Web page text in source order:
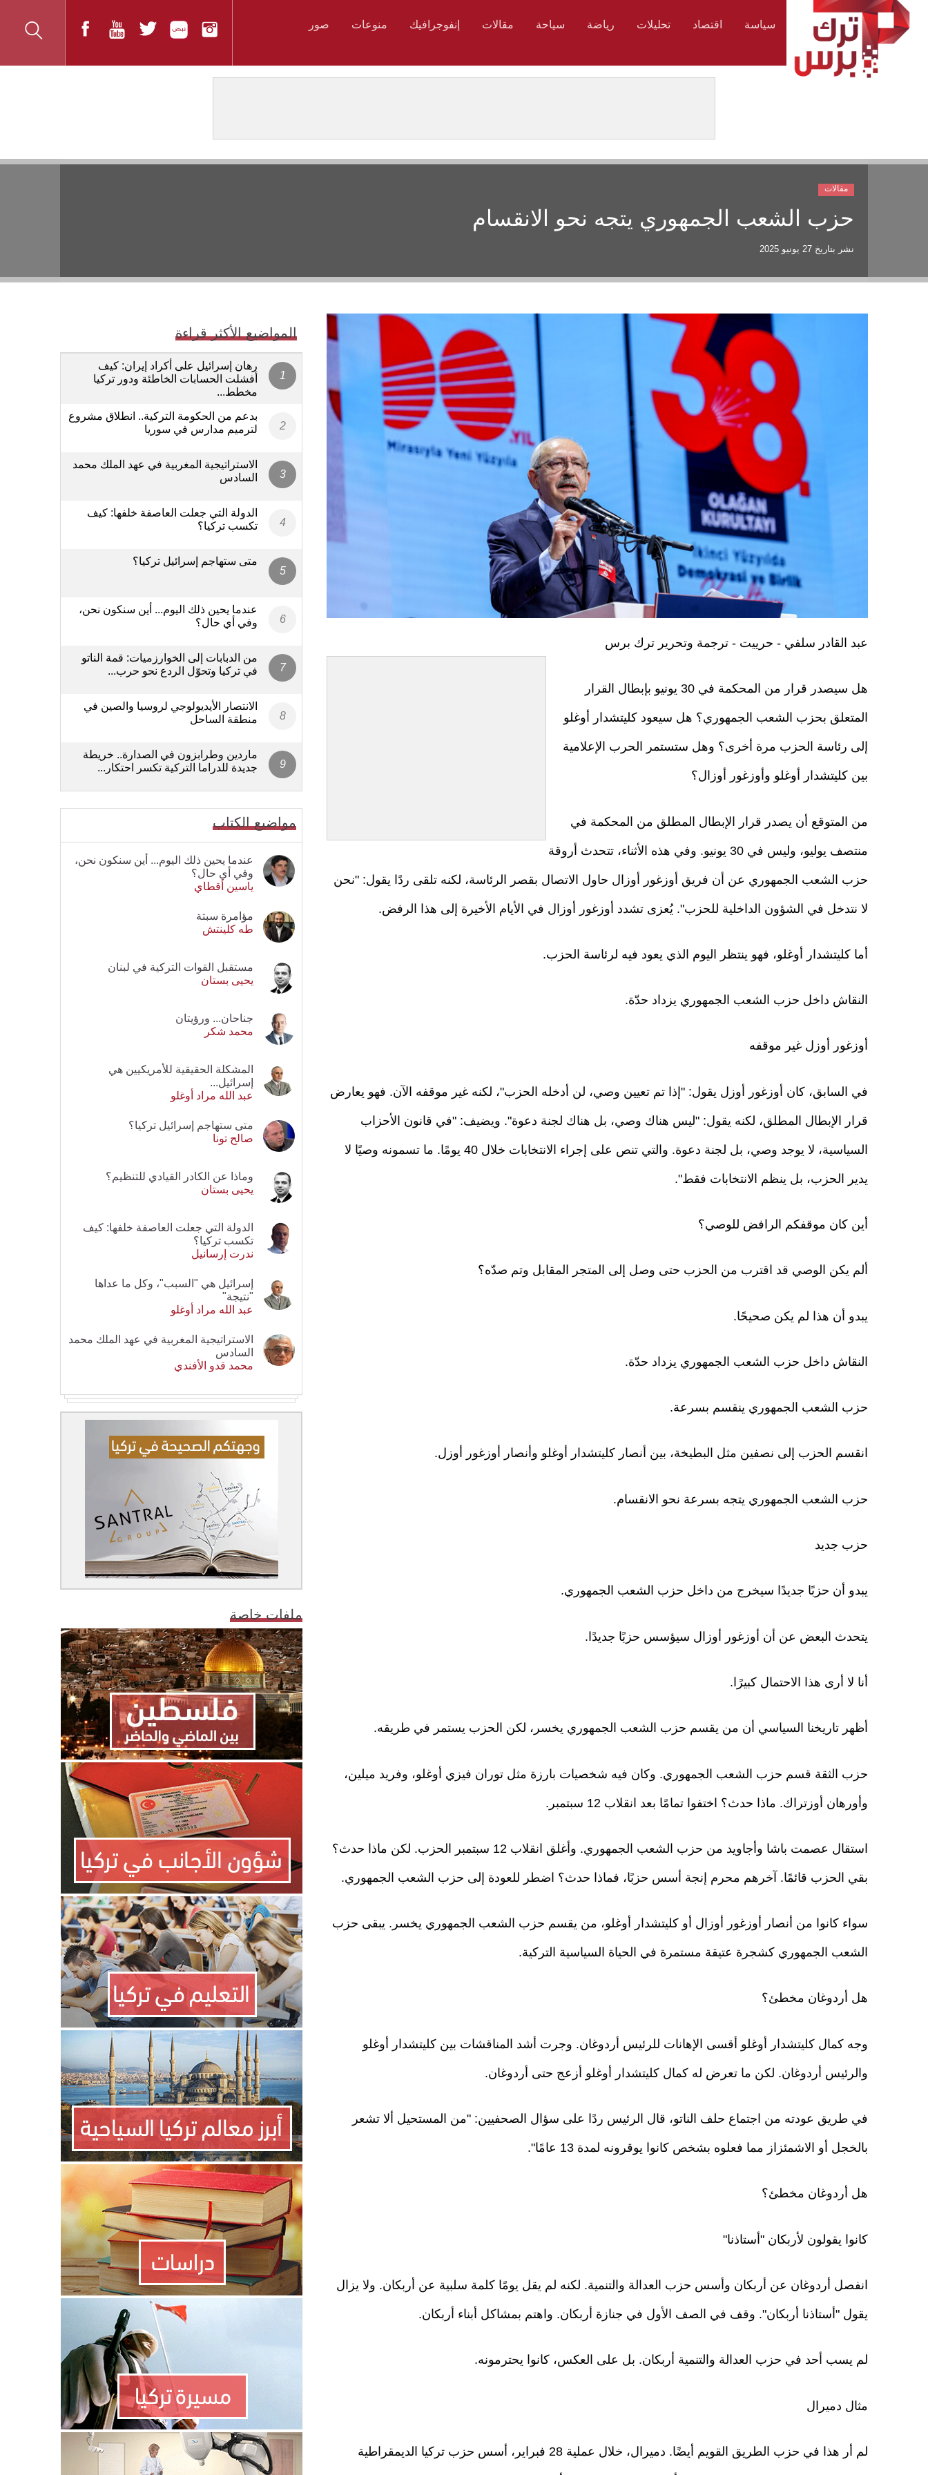
سياسة اقتصاد تحليلات رياضة سياحة مقالات إنفوجرافيك منوعات صور
حزب الشعب الجمهوري يتجه نحو الانقسام
نشر بتاريخ 27 يونيو 2025
مقالات
عبد القادر سلفي - حرييت - ترجمة وتحرير ترك برس
هل سيصدر قرار من المحكمة في 30 يونيو بإبطال القرار
المتعلق بحزب الشعب الجمهوري؟ هل سيعود كليتشدار أوغلو
إلى رئاسة الحزب مرة أخرى؟ وهل ستستمر الحرب الإعلامية
بين كليتشدار أوغلو وأوزغور أوزال؟
من المتوقع أن يصدر قرار الإبطال المطلق من المحكمة في
منتصف يوليو، وليس في 30 يونيو. وفي هذه الأثناء، تتحدث أروقة
حزب الشعب الجمهوري عن أن فريق أوزغور أوزال حاول الاتصال بقصر الرئاسة، لكنه تلقى ردًا يقول: "نحن
لا نتدخل في الشؤون الداخلية للحزب". يُعزى تشدد أوزغور أوزال في الأيام الأخيرة إلى هذا الرفض.
أما كليتشدار أوغلو، فهو ينتظر اليوم الذي يعود فيه لرئاسة الحزب.
النقاش داخل حزب الشعب الجمهوري يزداد حدّة.
أوزغور أوزل غير موقفه
في السابق، كان أوزغور أوزل يقول: "إذا تم تعيين وصي، لن أدخله الحزب"، لكنه غير موقفه الآن. فهو يعارض
قرار الإبطال المطلق، لكنه يقول: "ليس هناك وصي، بل هناك لجنة دعوة". ويضيف: "في قانون الأحزاب
السياسية، لا يوجد وصي، بل لجنة دعوة. والتي تنص على إجراء الانتخابات خلال 40 يومًا. ما تسمونه وصيًا لا
يدير الحزب، بل ينظم الانتخابات فقط".
أين كان موقفكم الرافض للوصي؟
ألم يكن الوصي قد اقترب من الحزب حتى وصل إلى المتجر المقابل وتم صدّه؟
يبدو أن هذا لم يكن صحيحًا.
النقاش داخل حزب الشعب الجمهوري يزداد حدّة.
حزب الشعب الجمهوري ينقسم بسرعة.
انقسم الحزب إلى نصفين مثل البطيخة، بين أنصار كليتشدار أوغلو وأنصار أوزغور أوزل.
حزب الشعب الجمهوري يتجه بسرعة نحو الانقسام.
حزب جديد
يبدو أن حزبًا جديدًا سيخرج من داخل حزب الشعب الجمهوري.
يتحدث البعض عن أن أوزغور أوزال سيؤسس حزبًا جديدًا.
أنا لا أرى هذا الاحتمال كبيرًا.
أظهر تاريخنا السياسي أن من يقسم حزب الشعب الجمهوري يخسر، لكن الحزب يستمر في طريقه.
حزب الثقة قسم حزب الشعب الجمهوري. وكان فيه شخصيات بارزة مثل توران فيزي أوغلو، وفريد ميلين،
وأورهان أوزتراك. ماذا حدث؟ اختفوا تمامًا بعد انقلاب 12 سبتمبر.
استقال عصمت باشا وأجاويد من حزب الشعب الجمهوري. وأغلق انقلاب 12 سبتمبر الحزب. لكن ماذا حدث؟
بقي الحزب قائمًا. آخرهم محرم إنجة أسس حزبًا، فماذا حدث؟ اضطر للعودة إلى حزب الشعب الجمهوري.
سواء كانوا من أنصار أوزغور أوزال أو كليتشدار أوغلو، من يقسم حزب الشعب الجمهوري يخسر. يبقى حزب
الشعب الجمهوري كشجرة عتيقة مستمرة في الحياة السياسية التركية.
هل أردوغان مخطئ؟
وجه كمال كليتشدار أوغلو أقسى الإهانات للرئيس أردوغان. وجرت أشد المناقشات بين كليتشدار أوغلو
والرئيس أردوغان. لكن ما تعرض له كمال كليتشدار أوغلو أزعج حتى أردوغان.
في طريق عودته من اجتماع حلف الناتو، قال الرئيس ردًا على سؤال الصحفيين: "من المستحيل ألا تشعر
بالخجل أو الاشمئزاز مما فعلوه بشخص كانوا يوقرونه لمدة 13 عامًا".
هل أردوغان مخطئ؟
كانوا يقولون لأربكان "أستاذنا"
انفصل أردوغان عن أربكان وأسس حزب العدالة والتنمية. لكنه لم يقل يومًا كلمة سلبية عن أربكان. ولا يزال
يقول "أستاذنا أربكان". وقف في الصف الأول في جنازة أربكان. واهتم بمشاكل أبناء أربكان.
لم يسب أحد في حزب العدالة والتنمية أربكان. بل على العكس، كانوا يحترمونه.
مثال دميرال
لم أر هذا في حزب الطريق القويم أيضًا. دميرال، خلال عملية 28 فبراير، أسس حزب تركيا الديمقراطية
المواضيع الأكثر قراءة
رهان إسرائيل على أكراد إيران: كيف
أفشلت الحسابات الخاطئة ودور تركيا
مخطط...
بدعم من الحكومة التركية.. انطلاق مشروع
لترميم مدارس في سوريا
الاستراتيجية المغربية في عهد الملك محمد
السادس
الدولة التي جعلت العاصفة خلفها: كيف
تكسب تركيا؟
متى ستهاجم إسرائيل تركيا؟
عندما يحين ذلك اليوم... أين سنكون نحن،
وفي أي حال؟
من الدبابات إلى الخوارزميات: قمة الناتو
في تركيا وتحوّل الردع نحو حرب...
الانتصار الأيديولوجي لروسيا والصين في
منطقة الساحل
ماردين وطرابزون في الصدارة.. خريطة
جديدة للدراما التركية تكسر احتكار...
مواضيع الكتاب
عندما يحين ذلك اليوم... أين سنكون نحن،
وفي أي حال؟
ياسين أقطاي
مؤامرة سبتة
طه كلينتش
مستقبل القوات التركية في لبنان
يحيى بستان
جناحان... ورؤيتان
محمد شكر
المشكلة الحقيقية للأمريكيين هي
إسرائيل...
عبد الله مراد أوغلو
متى ستهاجم إسرائيل تركيا؟
صالح تونا
وماذا عن الكادر القيادي للتنظيم؟
يحيى بستان
الدولة التي جعلت العاصفة خلفها: كيف
تكسب تركيا؟
ندرت إرسانيل
إسرائيل هي "السبب"، وكل ما عداها
"نتيجة"
عبد الله مراد أوغلو
الاستراتيجية المغربية في عهد الملك محمد
السادس
محمد قدو الأفندي
ملفات خاصة